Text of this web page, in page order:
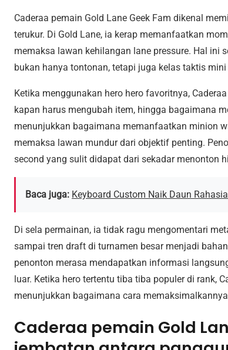
Caderaa pemain Gold Lane Geek Fam dikenal
terukur. Di Gold Lane, ia kerap memanfaatkan
memaksa lawan kehilangan lane pressure. Hal ini
bukan hanya tontonan, tetapi juga kelas taktis
Ketika menggunakan hero hero favoritnya,
kapan harus mengubah item, hingga bagaimana
menunjukkan bagaimana memanfaatkan minion
memaksa lawan mundur dari objektif penting.
second yang sulit didapat dari sekadar menonton
Baca juga: Keyboard Custom Naik Daun
Di sela permainan, ia tidak ragu mengomentari
sampai tren draft di turnamen besar menjadi
penonton merasa mendapatkan informasi
luar. Ketika hero tertentu tiba tiba populer di rank,
menunjukkan bagaimana cara
Caderaa pemain Gold